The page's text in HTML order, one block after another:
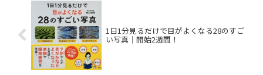
1日1分見るだけで目がよくなる28のすご
い写真｜開始2週間！